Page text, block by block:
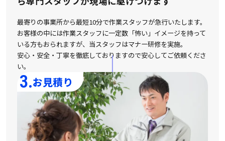
最寄りの事業所から最短10分で作業スタッフが急行いたします。
お客様の中には作業スタッフに一定数「怖い」イメージを持って
いる方もおられますが、 当スタッフはマナー研修を実施。
安心・安全・丁寧を徹底しておりますので安心してご依頼くださ
い。
3.お見積り